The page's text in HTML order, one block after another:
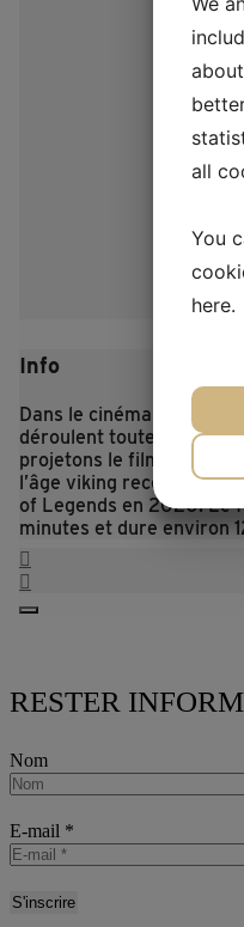
Info
Dans le cinéma Land of
déroulent toute la
projetons le film sur la
l’âge viking
of Legends en 2020. Le
minutes et dure environ
RESTER
Nom
E-mail *
all
You
here.